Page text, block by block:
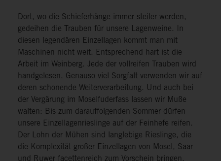
Dort, wo die Schieferhänge immer steiler werden,
gedeihen die Trauben für unsere Lagenweine. In
diesen legendären Einzellagen kommt man mit
Maschinen nicht weit. Entsprechend hart ist die
Arbeit im Weinberg. Jede der vollreifen Trauben wird
handgelesen. Genauso viel Sorgfalt verwenden wir auf
deren schonende Weiterverarbeitung. Und auch bei
der Vergärung im Moselfuderfass lassen wir Muße
walten: Bis zum darauffolgenden Sommer dürfen
unsere Einzellagenrieslinge auf der Feinhefe reifen.
Der Lohn der Mühen sind langlebige Rieslinge, die
die Komplexität großer Einzellagen von Mosel, Saar
und Ruwer facettenreich zum Vorschein bringen.